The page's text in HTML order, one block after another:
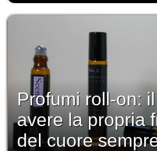
Profumi roll-on:
avere la propria
del cuore